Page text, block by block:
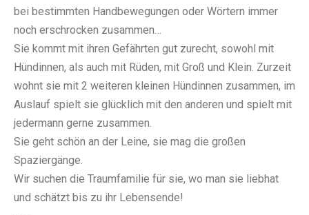
bei bestimmten Handbewegungen oder Wörtern immer
noch erschrocken zusammen…
Sie kommt mit ihren Gefährten gut zurecht, sowohl mit
Hündinnen, als auch mit Rüden, mit Groß und Klein. Zurzeit
wohnt sie mit 2 weiteren kleinen Hündinnen zusammen, im
Auslauf spielt sie glücklich mit den anderen und spielt mit
jedermann gerne zusammen.
Sie geht schön an der Leine, sie mag die großen
Spaziergänge.
Wir suchen die Traumfamilie für sie, wo man sie liebhat
und schätzt bis zu ihr Lebensende!